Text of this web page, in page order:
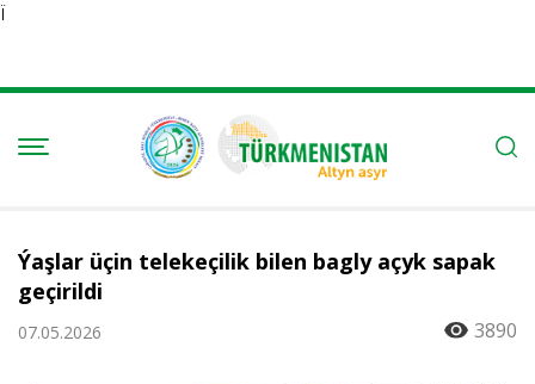
Ï
Ýaşlar üçin telekeçilik bilen bagly açyk sapak
geçirildi
07.05.2026 3890